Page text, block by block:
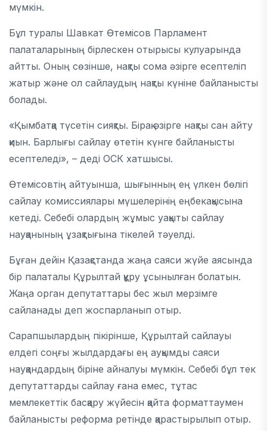
мүмкін.
Бұл туралы Шавкат Өтемісов Парламент
палаталарының бірлескен отырысы кулуарында
айтты. Оның сөзінше, нақты сома әзірге есептеліп
жатыр және ол сайлаудың нақты күніне байланысты
болады.
«Қымбатқа түсетін сияқты. Бірақ әзірге нақты сан айту
қиын. Барлығы сайлау өтетін күнге байланысты
есептеледі», – деді ОСК хатшысы.
Өтемісовтің айтуынша, шығынның ең үлкен бөлігі
сайлау комиссиялары мүшелерінің еңбекақысына
кетеді. Себебі олардың жұмыс уақыты сайлау
науқанының ұзақтығына тікелей тәуелді.
Бұған дейін Қазақстанда жаңа саяси жүйе аясында
бір палаталы Құрылтай құру ұсынылған болатын.
Жаңа орган депутаттары бес жыл мерзімге
сайланады деп жоспарланып отыр.
Сарапшылардың пікірінше, Құрылтай сайлауы
елдегі соңғы жылдардағы ең ауқымды саяси
науқандардың біріне айналуы мүмкін. Себебі бұл тек
депутаттарды сайлау ғана емес, тұтас
мемлекеттік басқару жүйесін қайта форматтаумен
байланысты реформа ретінде қарастырылып отыр.